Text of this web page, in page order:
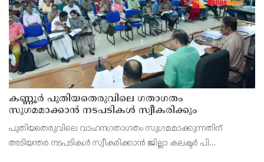
കണ്ണൂർ പുതിയതെരുവിലെ ഗതാഗതം
സുഗമമാക്കാന്‍ നടപടികള്‍ സ്വീകരിക്കും
പുതിയതെരുവിലെ വാഹനഗതാഗതം സുഗമമാക്കുന്നതിന്
അടിയന്തര നടപടികള്‍ സ്വീകരിക്കാന്‍ ജില്ലാ കലക്ടര്‍ പി